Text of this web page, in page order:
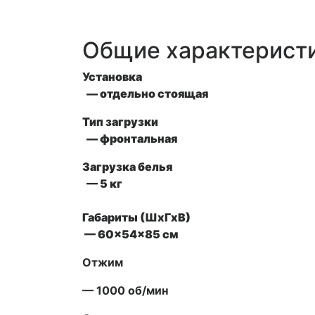
Общие
Установка
— отдельно стоящая
Тип загрузки
— фронтальная
Загрузка белья
— 5 кг
Габариты (ШxГxВ)
— 60x54x85 см
Отжим
— 1000 об/мин